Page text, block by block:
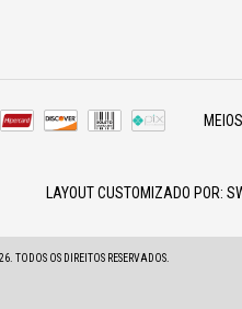
LAYOUT CUSTOMIZADO POR:
TODOS OS DIREITOS RESERVADOS.